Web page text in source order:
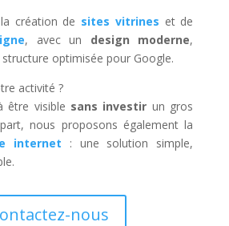
création de sites vitrines et de
, avec un design moderne,
optimisée pour Google.
activité ?
être visible sans investir un gros
nous proposons également la
internet : une solution simple,
nous